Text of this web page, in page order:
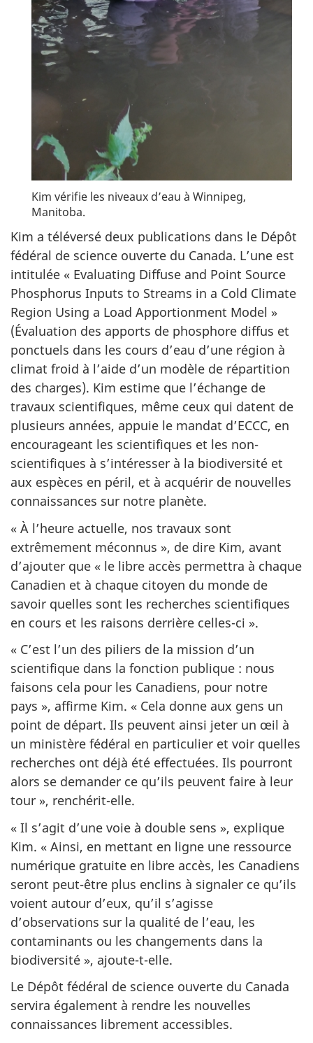
Kim vérifie les niveaux d’eau à Winnipeg,
Manitoba.
Kim a téléversé deux publications dans le Dépôt
fédéral de science ouverte du Canada. L’une est
intitulée « Evaluating Diffuse and Point Source
Phosphorus Inputs to Streams in a Cold Climate
Region Using a Load Apportionment Model »
(Évaluation des apports de phosphore diffus et
ponctuels dans les cours d’eau d’une région à
climat froid à l’aide d’un modèle de répartition
des charges). Kim estime que l’échange de
travaux scientifiques, même ceux qui datent de
plusieurs années, appuie le mandat d’ECCC, en
encourageant les scientifiques et les non-
scientifiques à s’intéresser à la biodiversité et
aux espèces en péril, et à acquérir de nouvelles
connaissances sur notre planète.
« À l’heure actuelle, nos travaux sont
extrêmement méconnus », de dire Kim, avant
d’ajouter que « le libre accès permettra à chaque
Canadien et à chaque citoyen du monde de
savoir quelles sont les recherches scientifiques
en cours et les raisons derrière celles-ci ».
« C’est l’un des piliers de la mission d’un
scientifique dans la fonction publique : nous
faisons cela pour les Canadiens, pour notre
pays », affirme Kim. « Cela donne aux gens un
point de départ. Ils peuvent ainsi jeter un œil à
un ministère fédéral en particulier et voir quelles
recherches ont déjà été effectuées. Ils pourront
alors se demander ce qu’ils peuvent faire à leur
tour », renchérit-elle.
« Il s’agit d’une voie à double sens », explique
Kim. « Ainsi, en mettant en ligne une ressource
numérique gratuite en libre accès, les Canadiens
seront peut-être plus enclins à signaler ce qu’ils
voient autour d’eux, qu’il s’agisse
d’observations sur la qualité de l’eau, les
contaminants ou les changements dans la
biodiversité », ajoute-t-elle.
Le Dépôt fédéral de science ouverte du Canada
servira également à rendre les nouvelles
connaissances librement accessibles.